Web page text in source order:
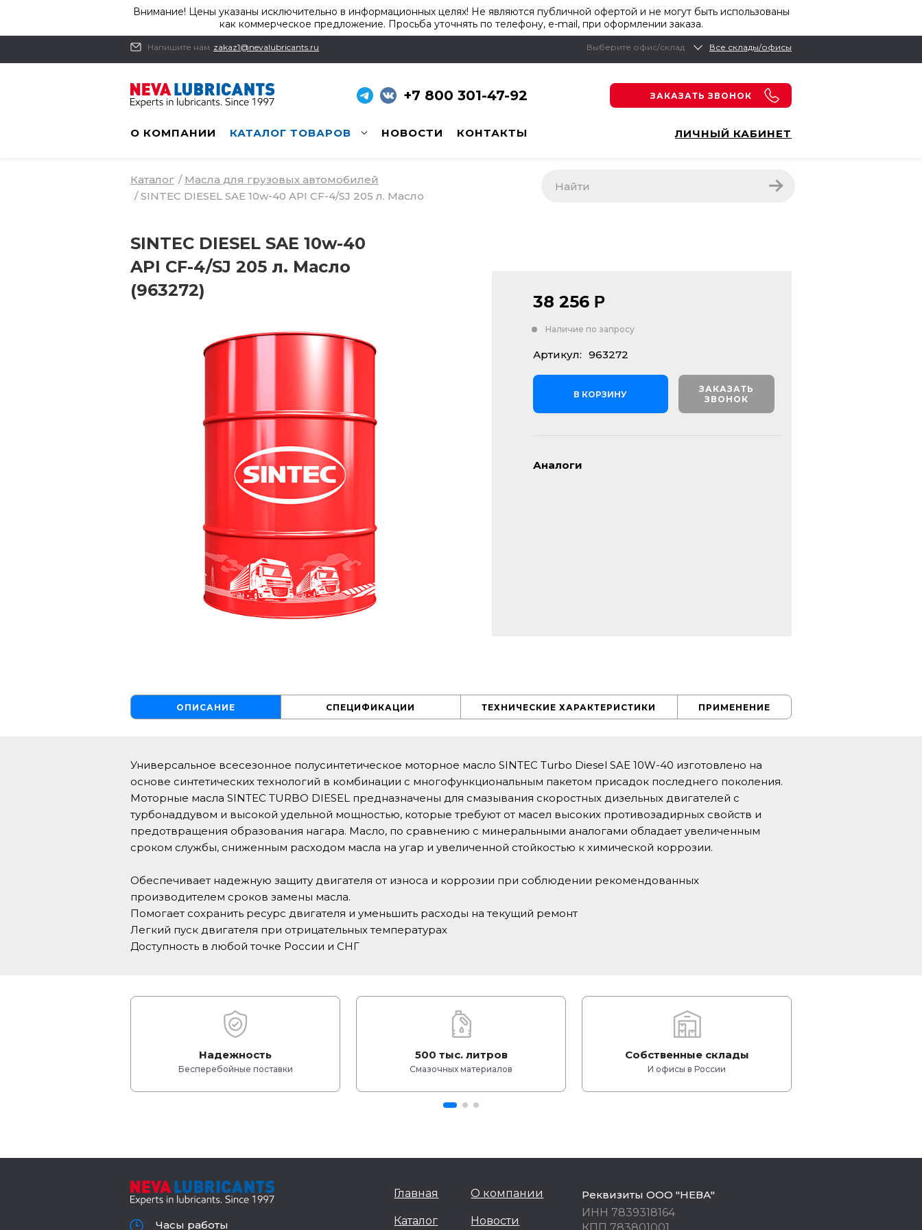
Внимание! Цены указаны исключительно в информационных целях! Не являются публичной офертой и не могут быть использованы
как коммерческое предложение. Просьба уточнять по телефону, e-mail, при оформлении заказа.
Напишите нам zakaz1@nevalubricants.ru Выберите офис/склад Все склады/офисы
+7 800 301-47-92 ЗАКАЗАТЬ ЗВОНОК
О КОМПАНИИ КАТАЛОГ ТОВАРОВ НОВОСТИ КОНТАКТЫ ЛИЧНЫЙ КАБИНЕТ
Каталог / Масла для грузовых автомобилей
/ SINTEC DIESEL SAE 10w-40 API CF-4/SJ 205 л. Масло
SINTEC DIESEL SAE 10w-40
API CF-4/SJ 205 л. Масло
(963272)
38 256 Р
Наличие по запросу
Артикул: 963272
В КОРЗИНУ
ЗАКАЗАТЬ
ЗВОНОК
Аналоги
ОПИСАНИЕ СПЕЦИФИКАЦИИ ТЕХНИЧЕСКИЕ ХАРАКТЕРИСТИКИ ПРИМЕНЕНИЕ
Универсальное всесезонное полусинтетическое моторное масло SINTEC Turbo Diesel SAE 10W-40 изготовлено на
основе синтетических технологий в комбинации с многофункциональным пакетом присадок последнего поколения.
Моторные масла SINTEC TURBO DIESEL предназначены для смазывания скоростных дизельных двигателей с
турбонаддувом и высокой удельной мощностью, которые требуют от масел высоких противозадирных свойств и
предотвращения образования нагара. Масло, по сравнению с минеральными аналогами обладает увеличенным
сроком службы, сниженным расходом масла на угар и увеличенной стойкостью к химической коррозии.
Обеспечивает надежную защиту двигателя от износа и коррозии при соблюдении рекомендованных
производителем сроков замены масла.
Помогает сохранить ресурс двигателя и уменьшить расходы на текущий ремонт
Легкий пуск двигателя при отрицательных температурах
Доступность в любой точке России и СНГ
Надежность
Бесперебойные поставки
500 тыс. литров
Смазочных материалов
Собственные склады
И офисы в России
Часы работы
Главная
Каталог
О компании
Новости
Реквизиты ООО "НЕВА"
ИНН 7839318164